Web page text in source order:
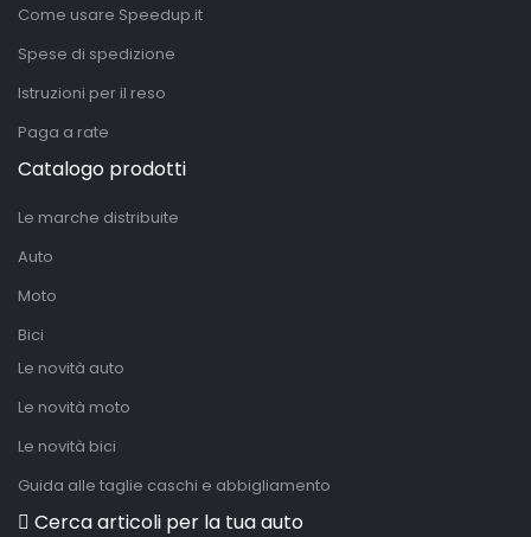
Come usare Speedup.it
Spese di spedizione
Istruzioni per il reso
Paga a rate
Catalogo prodotti
Le marche distribuite
Auto
Moto
Bici
Le novità auto
Le novità moto
Le novità bici
Guida alle taglie caschi e abbigliamento
Cerca articoli per la tua auto